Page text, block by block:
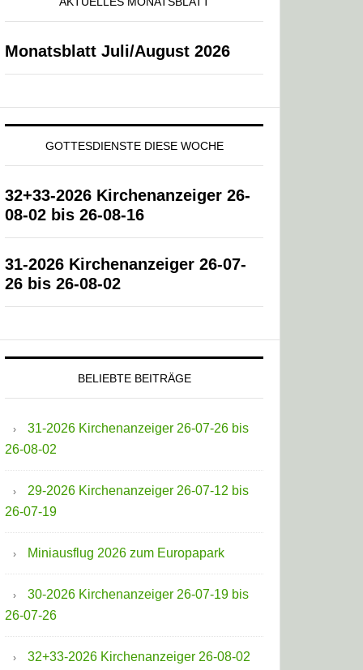
Monatsblatt Juli/August 2026
GOTTESDIENSTE DIESE WOCHE
32+33-2026 Kirchenanzeiger 26-
08-02 bis 26-08-16
31-2026 Kirchenanzeiger 26-07-
26 bis 26-08-02
BELIEBTE BEITRÄGE
31-2026 Kirchenanzeiger 26-07-26 bis
26-08-02
29-2026 Kirchenanzeiger 26-07-12 bis
26-07-19
Miniausflug 2026 zum Europapark
30-2026 Kirchenanzeiger 26-07-19 bis
26-07-26
32+33-2026 Kirchenanzeiger 26-08-02